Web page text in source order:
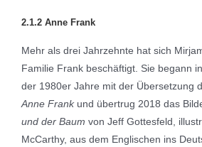
2.1.2 Anne Frank
Mehr als drei Jahrzehnte hat sich
Familie Frank beschäftigt. Sie begann
der 1980er Jahre mit der Übersetzung
Anne Frank und übertrug 2018 das
und der Baum von Jeff Gottesfeld,
McCarthy, aus dem Englischen ins